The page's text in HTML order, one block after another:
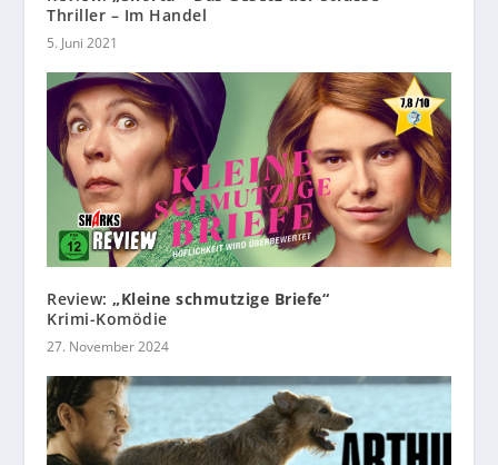
Thriller – Im Handel
5. Juni 2021
Review:„Kleine schmutzige Briefe“
Krimi-Komödie
27. November 2024